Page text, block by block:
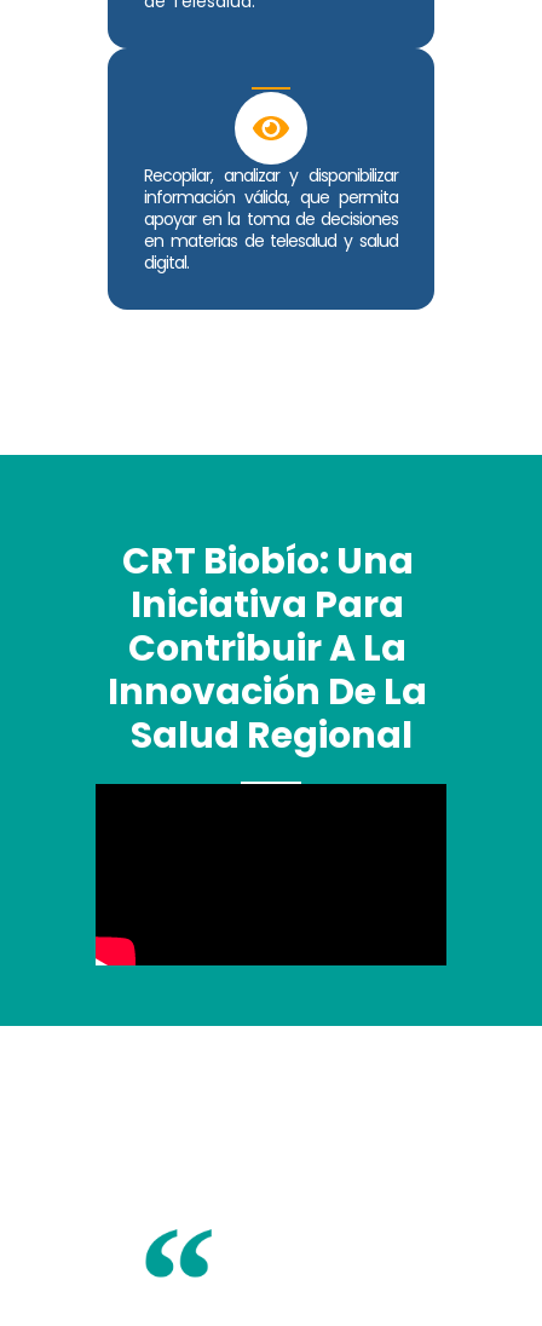
Recopilar, analizar y disponibilizar
información válida, que permita
apoyar en la toma de decisiones
en materias de telesalud y salud
digital.
CRT Biobío: Una
Iniciativa Para
Contribuir A La
Innovación De La
Salud Regional